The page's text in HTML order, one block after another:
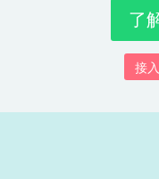
接
了